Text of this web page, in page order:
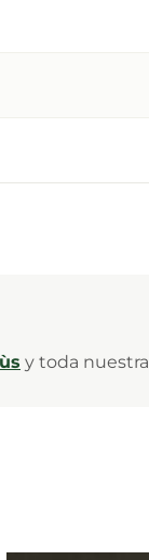
y toda nuestra